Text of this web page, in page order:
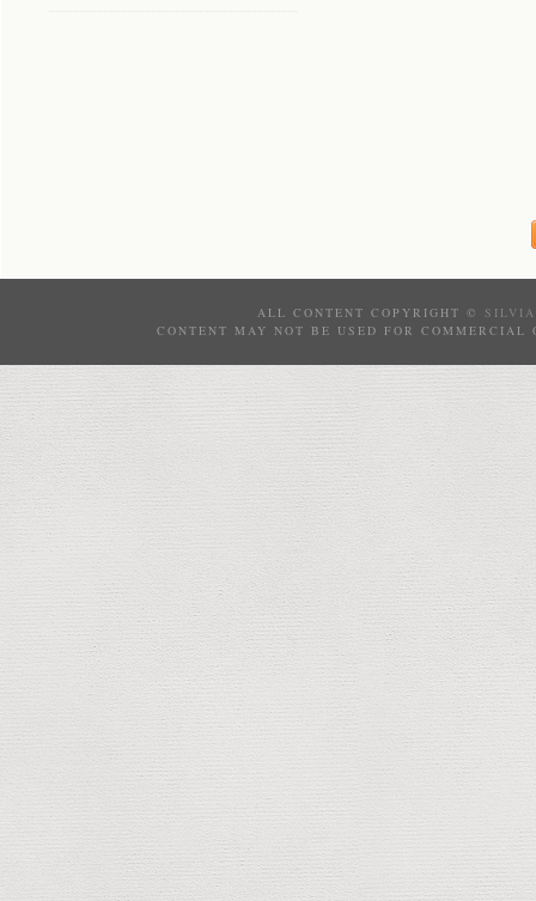
ALL CONTENT COPYRIGHT ©
CONTENT MAY NOT BE USED FOR COMMERCIAL